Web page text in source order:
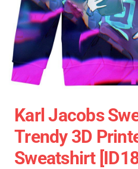
Karl Jacobs
Trendy 3D
Sweatshirt